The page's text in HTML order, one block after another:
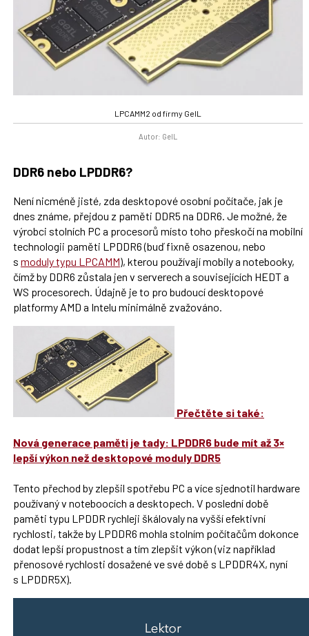
LPCAMM2 od firmy GeIL
Autor: GeIL
DDR6 nebo LPDDR6?
Není nicméně jisté, zda desktopové osobní počítače, jak je
dnes známe, přejdou z paměti DDR5 na DDR6. Je možné, že
výrobci stolních PC a procesorů místo toho přeskočí na mobilní
technologii paměti LPDDR6 (buď fixně osazenou, nebo
s moduly typu LPCAMM), kterou používají mobily a notebooky,
čímž by DDR6 zůstala jen v serverech a souvisejících HEDT a
WS procesorech. Údajně je to pro budoucí desktopové
platformy AMD a Intelu minimálně zvažováno.
Přečtěte si také:
Nová generace paměti je tady: LPDDR6 bude mít až 3×
lepší výkon než desktopové moduly DDR5
Tento přechod by zlepšil spotřebu PC a více sjednotil hardware
používaný v noteboocích a desktopech. V poslední době
paměti typu LPDDR rychleji škálovaly na vyšší efektivní
rychlosti, takže by LPDDR6 mohla stolním počítačům dokonce
dodat lepší propustnost a tím zlepšit výkon (viz například
přenosové rychlosti dosažené ve své době s LPDDR4X, nyní
s LPDDR5X).